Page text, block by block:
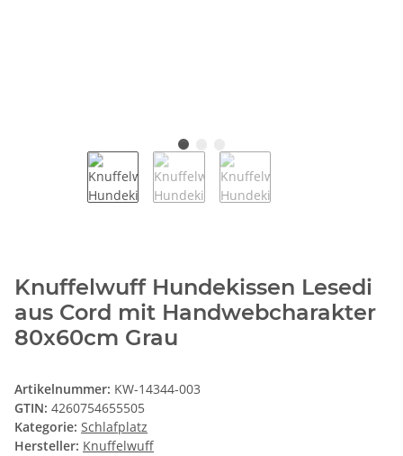
Knuffelwuff Hundekissen Lesedi
aus Cord mit Handwebcharakter
80x60cm Grau
Artikelnummer: KW-14344-003
GTIN: 4260754655505
Kategorie: Schlafplatz
Hersteller: Knuffelwuff